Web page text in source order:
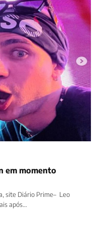
em momento
site Diário Prime– Leo
após…